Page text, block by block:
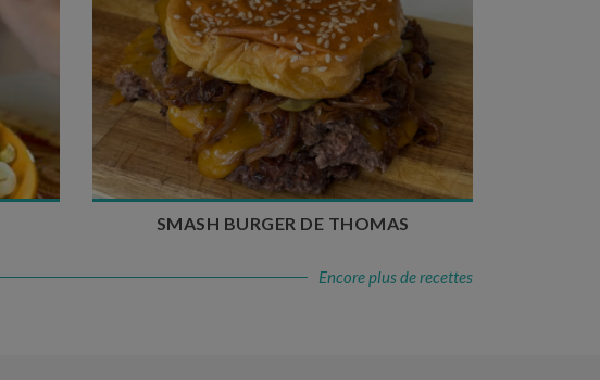
Temps de préparation : 20 min
Temps de cuisson : 5 à 10 min
Nombre de couverts : 4
SMASH BURGER DE THOMAS
Encore plus de recettes